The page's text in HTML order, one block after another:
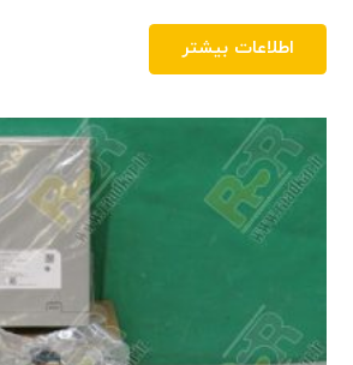
اطلاعات بیشتر